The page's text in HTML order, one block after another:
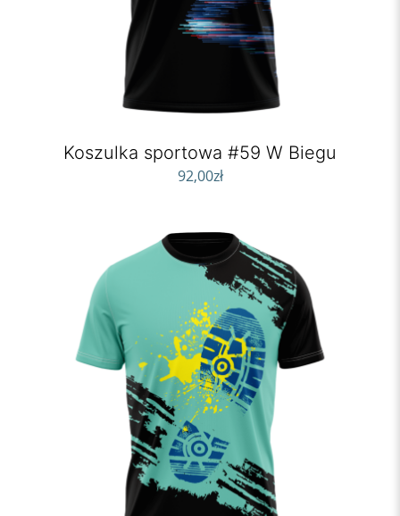
Koszulka sportowa #59 W Biegu
92,00zł